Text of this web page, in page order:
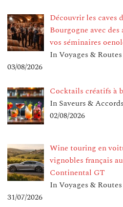
Découvrir les caves
Bourgogne avec
vos séminaires
In Voyages &
03/08/2026
Cocktails créatifs à
In Saveurs & Accords
02/08/2026
Wine touring en
vignobles français
Continental GT
In Voyages &
31/07/2026